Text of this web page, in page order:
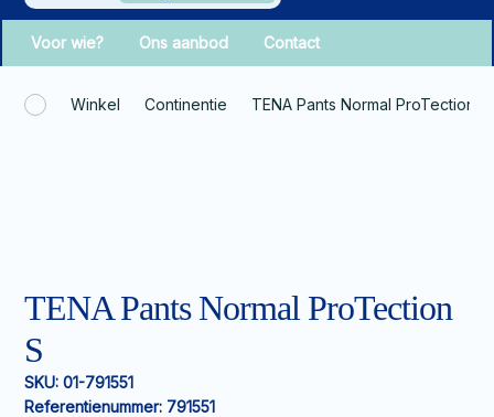
Voor wie? Ons aanbod Contact
Winkel Continentie TENA Pants Normal ProTection S
TENA Pants Normal ProTection
S
SKU: 01-791551
Referentienummer: 791551